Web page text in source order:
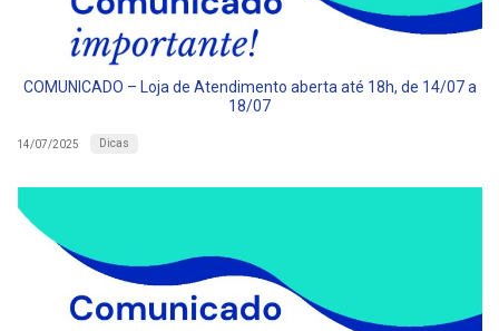
COMUNICADO – Loja de Atendimento aberta até 18h, de 14/07 a
18/07
14/07/2025 Dicas